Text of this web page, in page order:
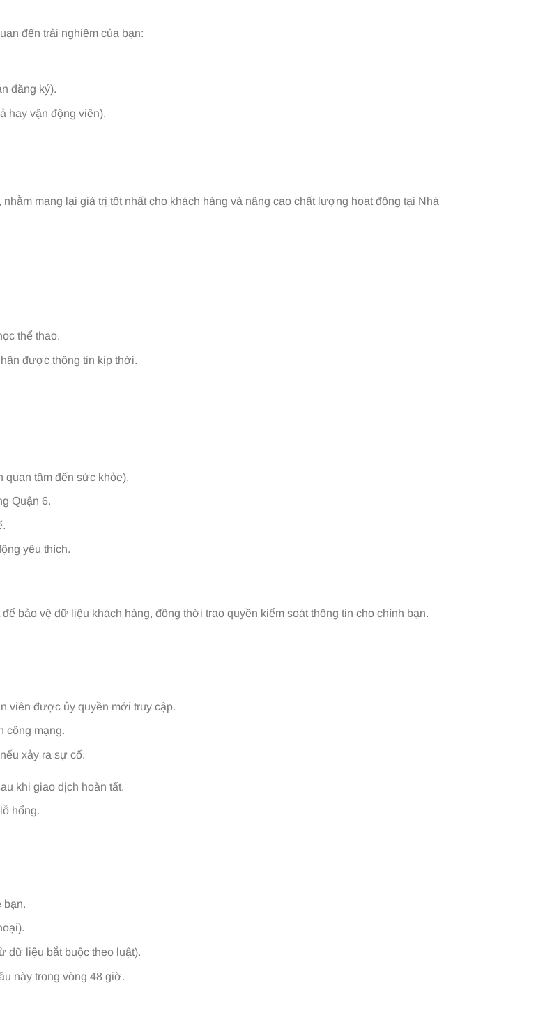
đến trải nghiệm của bạn:
đăng ký).
hay vận động viên).
mang lại giá trị tốt nhất cho khách hàng và nâng cao chất lượng hoạt động tại Nhà
thể thao.
được thông tin kịp thời.
tâm đến sức khỏe).
Quận 6.
yêu thích.
bảo vệ dữ liệu khách hàng, đồng thời trao quyền kiểm soát thông tin cho chính bạn.
viên được ủy quyền mới truy cập.
công mạng.
xảy ra sự cố.
khi giao dịch hoàn tất.
hổng.
bạn.
dữ liệu bắt buộc theo luật).
này trong vòng 48 giờ.